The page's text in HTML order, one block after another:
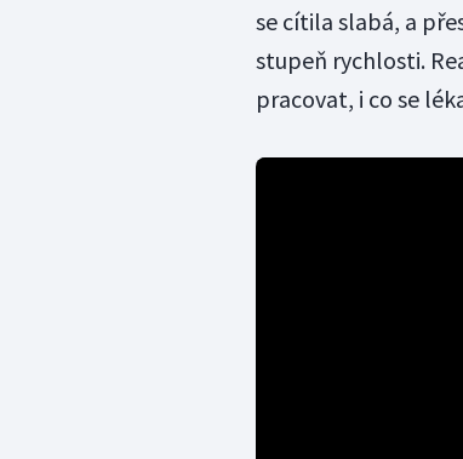
se cítila slabá, a
stupeň rychlosti.
pracovat, i co se